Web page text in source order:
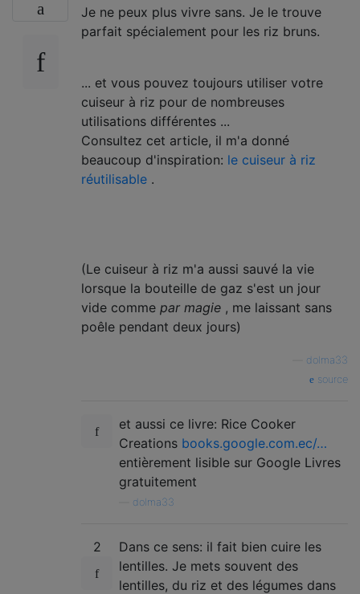
Je ne peux plus vivre sans. Je le trouve
parfait spécialement pour les riz bruns.
... et vous pouvez toujours utiliser votre
cuiseur à riz pour de nombreuses
utilisations différentes ...
Consultez cet article, il m'a donné
beaucoup d'inspiration: le cuiseur à riz
réutilisable .
(Le cuiseur à riz m'a aussi sauvé la vie
lorsque la bouteille de gaz s'est un jour
vide comme par magie , me laissant sans
poêle pendant deux jours)
dolma33
source
et aussi ce livre: Rice Cooker
Creations books.google.com.ec/…
entièrement lisible sur Google Livres
gratuitement
dolma33
2
Dans ce sens: il fait bien cuire les
lentilles. Je mets souvent des
lentilles, du riz et des légumes dans